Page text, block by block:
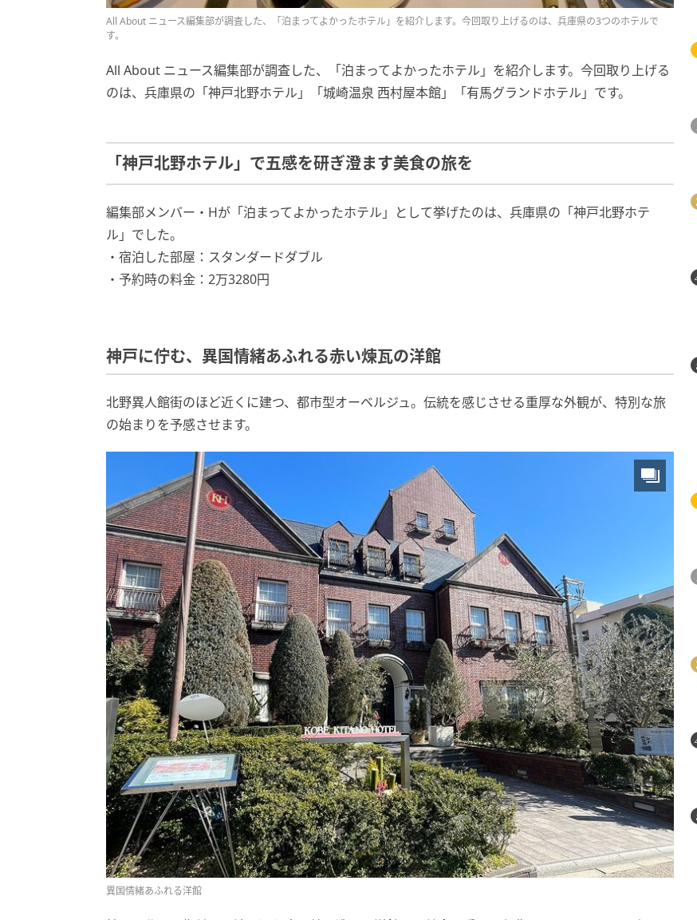
All About ニュース編集部が調査した、「泊まってよかったホテル」を紹介します。今回取り上げるのは、兵庫県の3つのホテルで
す。
All About ニュース編集部が調査した、「泊まってよかったホテル」を紹介します。今回取り上げる
のは、兵庫県の「神戸北野ホテル」「城崎温泉 西村屋本館」「有馬グランドホテル」です。
「神戸北野ホテル」で五感を研ぎ澄ます美食の旅を
編集部メンバー・Hが「泊まってよかったホテル」として挙げたのは、兵庫県の「神戸北野ホテ
ル」でした。
・宿泊した部屋：スタンダードダブル
・予約時の料金：2万3280円
神戸に佇む、異国情緒あふれる赤い煉瓦の洋館
北野異人館街のほど近くに建つ、都市型オーベルジュ。伝統を感じさせる重厚な外観が、特別な旅
の始まりを予感させます。
異国情緒あふれる洋館